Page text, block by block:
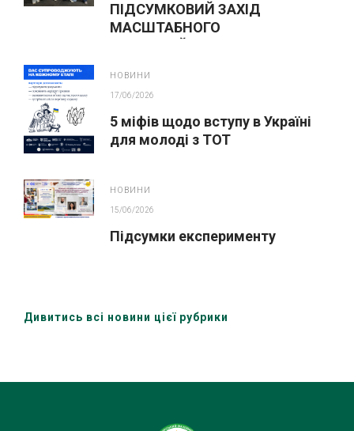
ПІДСУМКОВИЙ ЗАХІД
МАСШТАБНОГО
НОВИНИ
17/06/2026
5 міфів щодо вступу в Україні
для молоді з ТОТ
НОВИНИ
15/06/2026
Підсумки експерименту
Дивитись всі новини цієї рубрики